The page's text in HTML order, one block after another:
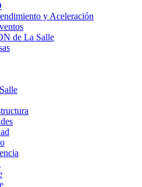
y Aceleración
de La Salle